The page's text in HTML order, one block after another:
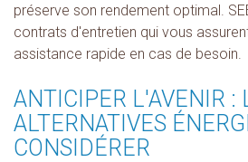
préserve son rendement optimal.
contrats d'entretien qui vous
assistance rapide en cas de besoin.
ANTICIPER L'AVENIR :
ALTERNATIVES
CONSIDÉRER